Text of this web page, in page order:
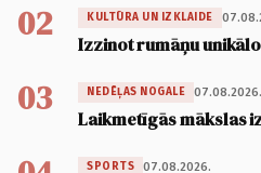
02 KULTŪRA UN IZKLAIDE
Izzinot rumāņu
03 NEDĒĻAS NOGALE 07.08.2026.
Laikmetīgās mākslas
SPORTS 07.08.2026.